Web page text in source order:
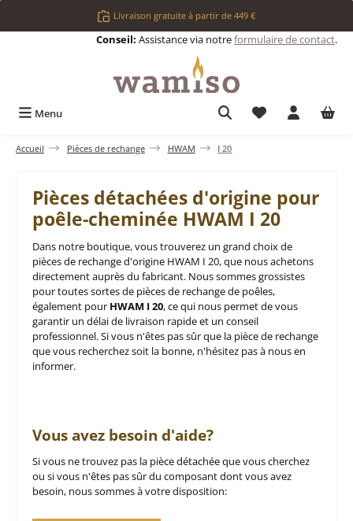
Passer au contenu principalLivraison gratuite à partir de 449 €
Conseil: Assistance via notreformulaire de contact.
Menu Vous avez 0
Accueil Pièces de rechange HWAM I 20
Pièces détachées d'origine pour
poêle-cheminée HWAM I 20
Dans notre boutique, vous trouverez un grand choix de
pièces de rechange d'origine HWAM I 20, que nous achetons
directement auprès du fabricant. Nous sommes grossistes
pour toutes sortes de pièces de rechange de poêles,
également pour HWAM I 20, ce qui nous permet de vous
garantir un délai de livraison rapide et un conseil
professionnel. Si vous n'êtes pas sûr que la pièce de rechange
que vous recherchez soit la bonne, n'hésitez pas à nous en
informer.
Vous avez besoin d'aide?
Si vous ne trouvez pas la pièce détachée que vous cherchez
ou si vous n'êtes pas sûr du composant dont vous avez
besoin, nous sommes à votre disposition: